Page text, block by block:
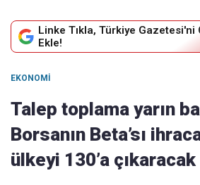
Linke Tıkla, Türkiye
Ekle!
EKONOMI
Talep toplama yarın
Borsanın Beta’sı
ülkeyi 130’a çıkaracak